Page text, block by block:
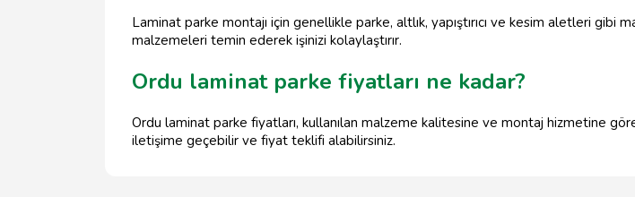
Laminat parke montajı için genellikle parke, altlık, yapıştırıcı ve kesim aletleri
malzemeleri temin ederek işinizi kolaylaştırır.
Ordu laminat parke fiyatları ne kadar?
Ordu laminat parke fiyatları, kullanılan malzeme kalitesine ve montaj hizmetine
iletişime geçebilir ve fiyat teklifi alabilirsiniz.